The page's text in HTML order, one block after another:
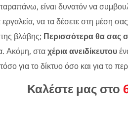
είναι δυνατόν να
να τα δέσετε στη μέση
βλάβης; Περισσότερα θα σας
Ακόμη, σταχέρια ανειδίκευτου
τόσο για το δίκτυο όσο και για το
Καλέστε μας στο